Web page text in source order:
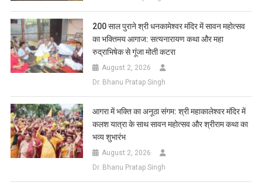
200 साल पुराने श्री धनकामेश्वर मंदिर में सावन महोत्सव
का भक्तिमय आगाज: सत्यनारायण कथा और महा
रुद्राभिषेक से गूंजा मोती कटरा
August 2, 2026
Dr. Bhanu Pratap Singh
आगरा में भक्ति का अनूठा संगम: श्री महाकालेश्वर मंदिर में
कलश यात्रा के साथ सावन महोत्सव और श्रीराम कथा का
भव्य शुभारंभ
August 2, 2026
Dr. Bhanu Pratap Singh